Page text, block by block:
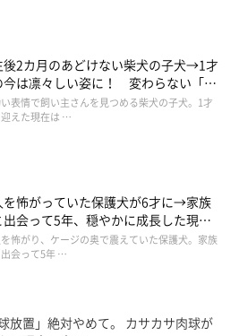
こむぎくん
だというこむぎくん。
後2カ月のあどけない柴犬の子犬→1才
今は凛々しい姿に！ 変わらない「く
くりおめめ」にもほっこり
表情で飼い主さんを見つめる柴犬の子犬。1才
えた現在は …
を怖がっていた保護犬が6才に→家族
出会って5年、穏やかに成長した現在
姿にグッとくる
怖がり、ケージの奥で震えていた保護犬。家族
出会って5年 …
球放置」絶対やめて。 カサカサ肉球が